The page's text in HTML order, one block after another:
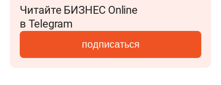
Читайте БИЗНЕС Online
в Telegram
подписаться